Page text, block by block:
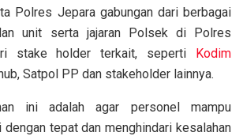
Polres Jepara gabungan dari berbagai
unit serta jajaran Polsek di Polres
stake holder terkait, seperti Kodim
Satpol PP dan stakeholder lainnya.
ini adalah agar personel mampu
tepat dan menghindari kesalahan